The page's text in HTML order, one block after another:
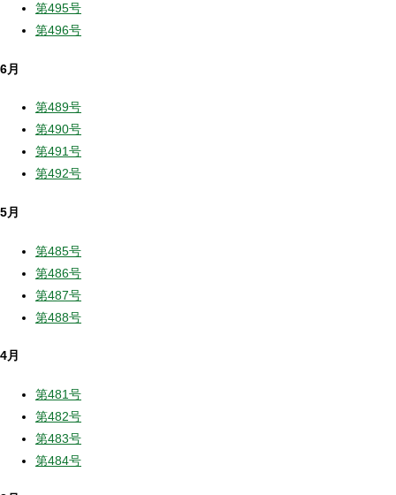
第495号
第496号
6月
第489号
第490号
第491号
第492号
5月
第485号
第486号
第487号
第488号
4月
第481号
第482号
第483号
第484号